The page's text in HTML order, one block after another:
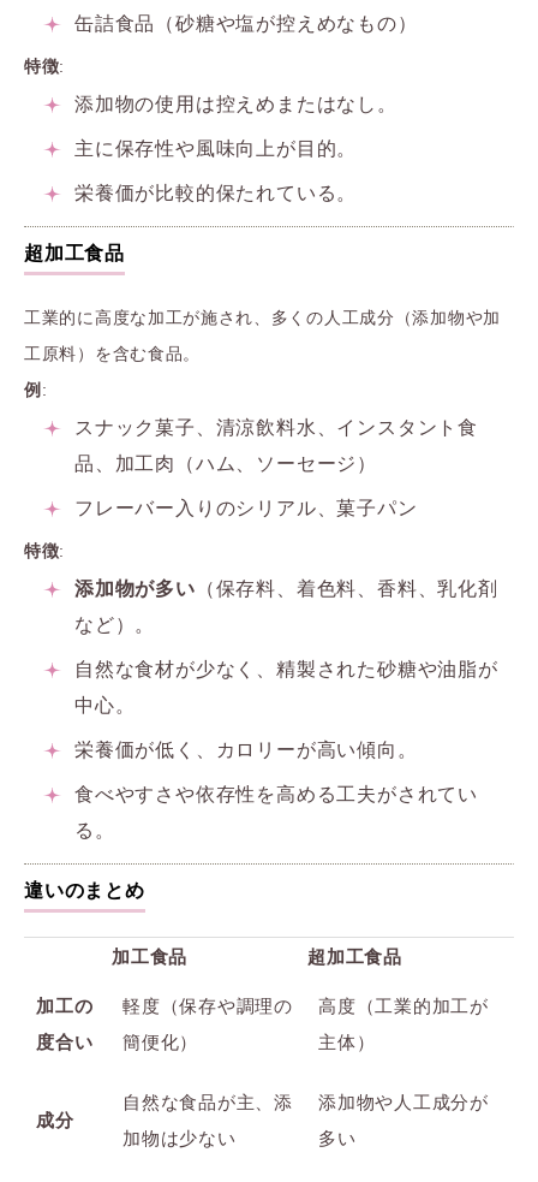
缶詰食品（砂糖や塩が控えめなもの）
特徴:
添加物の使用は控えめまたはなし。
主に保存性や風味向上が目的。
栄養価が比較的保たれている。
超加工食品
工業的に高度な加工が施され、多くの人工成分（添加物や加
工原料）を含む食品。
例:
スナック菓子、清涼飲料水、インスタント食
品、加工肉（ハム、ソーセージ）
フレーバー入りのシリアル、菓子パン
特徴:
添加物が多い （保存料、着色料、香料、乳化剤
など）。
自然な食材が少なく、精製された砂糖や油脂が
中心。
栄養価が低く、カロリーが高い傾向。
食べやすさや依存性を高める工夫がされてい
る。
違いのまとめ
加工食品 超加工食品
加工の
度合い
軽度（保存や調理の
簡便化）
高度（工業的加工が
主体）
成分
自然な食品が主、添
加物は少ない
添加物や人工成分が
多い